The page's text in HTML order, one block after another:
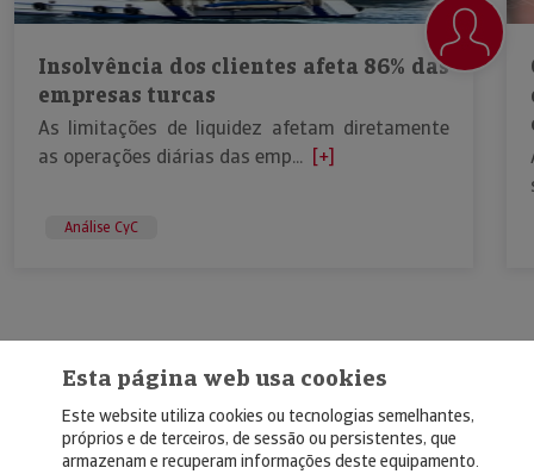
Insolvência dos clientes afeta 86% das
empresas turcas
As limitações de liquidez afetam diretamente
as operações diárias das emp... [+]
Análise CyC
Esta página web usa cookies
Este website utiliza cookies ou tecnologias semelhantes,
próprios e de terceiros, de sessão ou persistentes, que
armazenam e recuperam informações deste equipamento.